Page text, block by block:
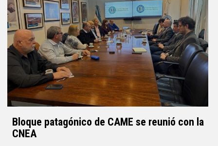
Bloque patagónico de CAME se reunió con la
CNEA